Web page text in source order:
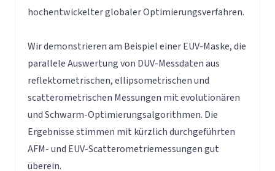
hochentwickelter globaler Optimierungsverfahren.
Wir demonstrieren am Beispiel einer EUV-Maske, die
parallele Auswertung von DUV-Messdaten aus
reflektometrischen, ellipsometrischen und
scatterometrischen Messungen mit evolutionären
und Schwarm-Optimierungsalgorithmen. Die
Ergebnisse stimmen mit kürzlich durchgeführten
AFM- und EUV-Scatterometriemessungen gut
überein.